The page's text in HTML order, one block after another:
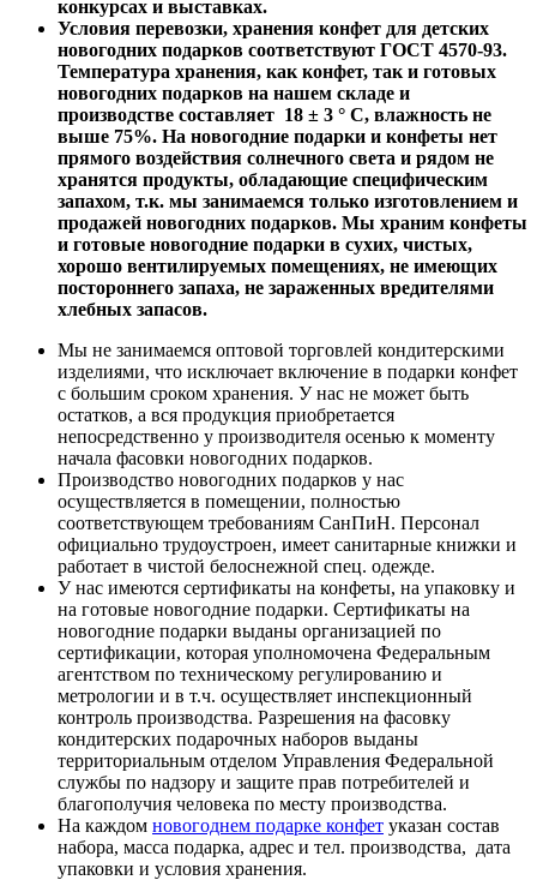
конкурсах и выставках.
Условия перевозки, хранения конфет для детских
новогодних подарков соответствуют ГОСТ 4570-93.
Температура хранения, как конфет, так и готовых
новогодних подарков на нашем складе и
производстве составляет 18 ± 3 ° С, влажность не
выше 75%. На новогодние подарки и конфеты нет
прямого воздействия солнечного света и рядом не
хранятся продукты, обладающие специфическим
запахом, т.к. мы занимаемся только изготовлением и
продажей новогодних подарков. Мы храним конфеты
и готовые новогодние подарки в сухих, чистых,
хорошо вентилируемых помещениях, не имеющих
постороннего запаха, не зараженных вредителями
хлебных запасов.
Мы не занимаемся оптовой торговлей кондитерскими
изделиями, что исключает включение в подарки конфет
с большим сроком хранения. У нас не может быть
остатков, а вся продукция приобретается
непосредственно у производителя осенью к моменту
начала фасовки новогодних подарков.
Производство новогодних подарков у нас
осуществляется в помещении, полностью
соответствующем требованиям СанПиН. Персонал
официально трудоустроен, имеет санитарные книжки и
работает в чистой белоснежной спец. одежде.
У нас имеются сертификаты на конфеты, на упаковку и
на готовые новогодние подарки. Сертификаты на
новогодние подарки выданы организацией по
сертификации, которая уполномочена Федеральным
агентством по техническому регулированию и
метрологии и в т.ч. осуществляет инспекционный
контроль производства. Разрешения на фасовку
кондитерских подарочных наборов выданы
территориальным отделом Управления Федеральной
службы по надзору и защите прав потребителей и
благополучия человека по месту производства.
На каждом новогоднем подарке конфет указан состав
набора, масса подарка, адрес и тел. производства, дата
упаковки и условия хранения.